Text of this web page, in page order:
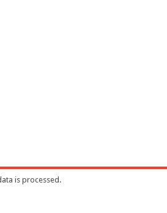
is processed .